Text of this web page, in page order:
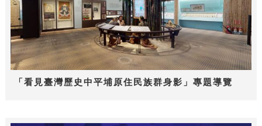
「看見臺灣歷史中平埔原住民族群身影」專題導覽